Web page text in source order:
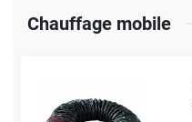
Chauffage mobile